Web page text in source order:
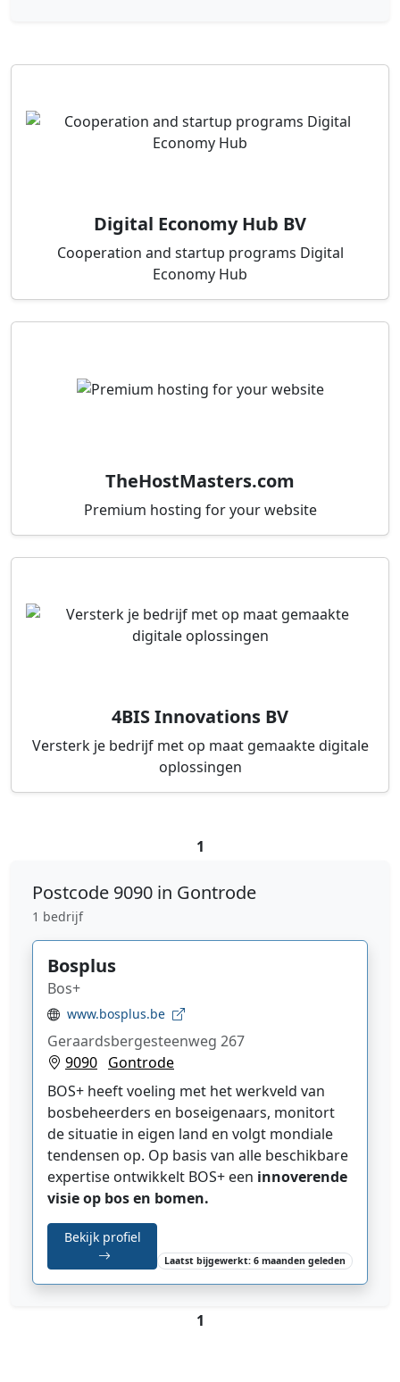
Digital Economy Hub BV
Cooperation and startup programs Digital
Economy Hub
TheHostMasters.com
Premium hosting for your website
4BIS Innovations BV
Versterk je bedrijf met op maat gemaakte digitale
oplossingen
1
Postcode 9090 in Gontrode
1 bedrijf
Bosplus
Bos+
www.bosplus.be
Geraardsbergesteenweg 267
9090 Gontrode
BOS+ heeft voeling met het werkveld van
bosbeheerders en boseigenaars, monitort
de situatie in eigen land en volgt mondiale
tendensen op. Op basis van alle beschikbare
expertise ontwikkelt BOS+ een innoverende
visie op bos en bomen.
Bekijk profiel
Laatst bijgewerkt: 6 maanden geleden
1